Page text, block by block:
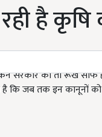
है कृषि
सरकार का तो रूख साफ
है कि जब तक इन कानूनों